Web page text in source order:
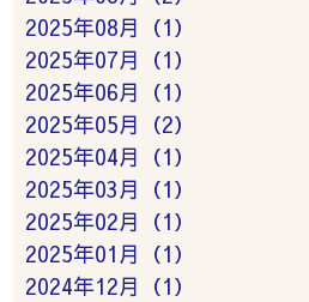
2025年08月（1）
2025年07月（1）
2025年06月（1）
2025年05月（2）
2025年04月（1）
2025年03月（1）
2025年02月（1）
2025年01月（1）
2024年12月（1）